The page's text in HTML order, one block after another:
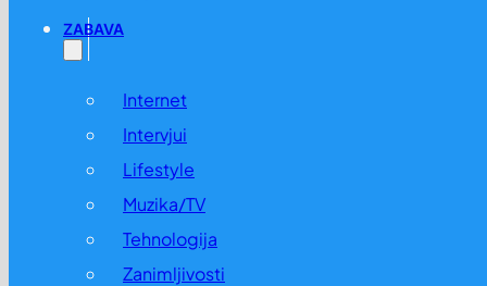
ZABAVA
Internet
Intervjui
Lifestyle
Muzika/TV
Tehnologija
Zanimljivosti